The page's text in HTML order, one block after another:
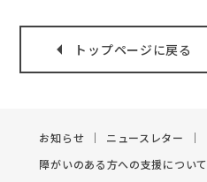
トップページに戻る
お知らせ
ニュースレター
障がいのある方への支援について